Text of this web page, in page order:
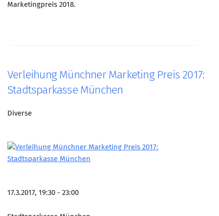
Marketingpreis 2018.
Verleihung Münchner Marketing Preis 2017:
Stadtsparkasse München
Diverse
17.3.2017, 19:30 - 23:00